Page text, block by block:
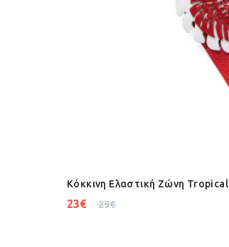
Κόκκινη Ελαστική Ζώνη Tropical
29€
23€